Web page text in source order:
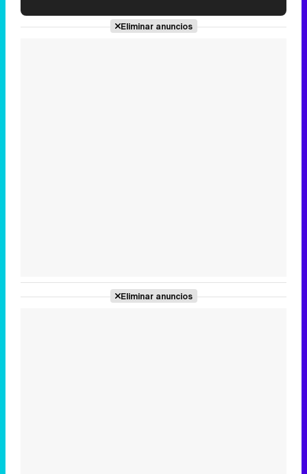
'120 Minutos' celebra sus 2.000 programas en Telemadrid con un vídeo del día a día en la redacción
Eliminar anuncios
Eliminar anuncios